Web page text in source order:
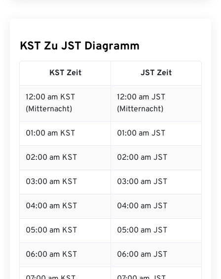
KST Zu JST Diagramm
KST Zeit JST Zeit
12:00 am KST
(Mitternacht)
12:00 am JST
(Mitternacht)
01:00 am KST 01:00 am JST
02:00 am KST 02:00 am JST
03:00 am KST 03:00 am JST
04:00 am KST 04:00 am JST
05:00 am KST 05:00 am JST
06:00 am KST 06:00 am JST